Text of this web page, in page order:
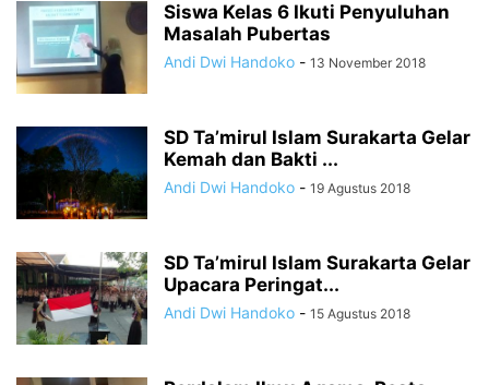
Siswa Kelas 6 Ikuti Penyuluhan
Masalah Pubertas
Andi Dwi Handoko - 13 November 2018
SD Ta’mirul Islam Surakarta Gelar
Kemah dan Bakti ...
Andi Dwi Handoko - 19 Agustus 2018
SD Ta’mirul Islam Surakarta Gelar
Upacara Peringat...
Andi Dwi Handoko - 15 Agustus 2018